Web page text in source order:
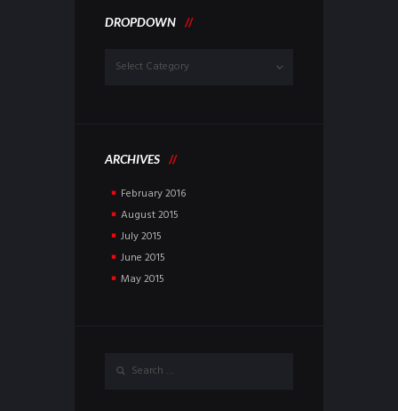
DROPDOWN
ARCHIVES
February2016
August2015
July2015
June 2015
May2015